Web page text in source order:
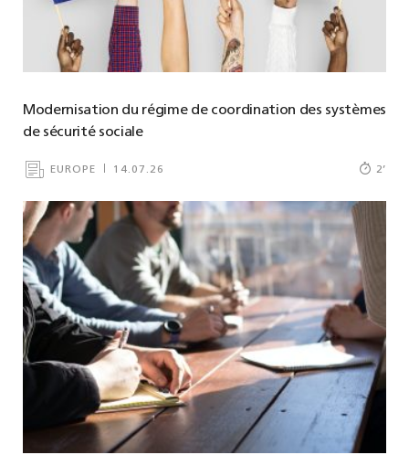
Modernisation du régime de coordination des systèmes
de sécurité sociale
EUROPE 14.07.26 2’